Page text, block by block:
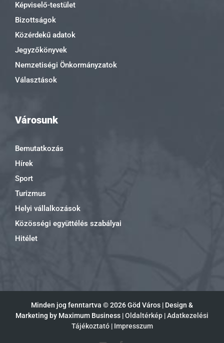
Képviselő-testület
Bizottságok
Közérdekű adatok
Jegyzőkönyvek
Nemzetiségi Önkormányzatok
Választások
Városunk
Bemutatkozás
Hírek
Sport
Turizmus
Helyi vállalkozások
Közösségi együttélés szabályai
Hitélet
Minden jog fenntartva ©2026 Göd Város | Design &
Marketing by Maximum Business |Oldaltérkép |Adatkezelési
Tájékoztató| Impresszum